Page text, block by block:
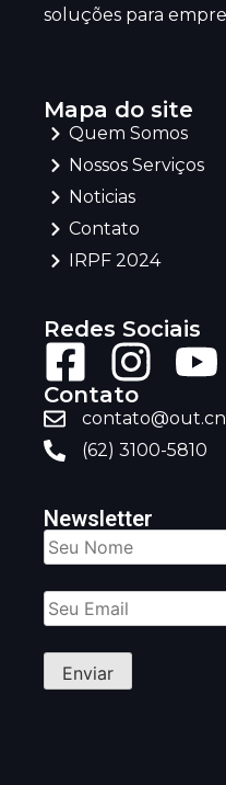
soluções para
Mapa do site
Quem Somos
Nossos Serviços
Noticias
Contato
IRPF 2024
Redes Sociais
Contato
(62) 3100-5810
Newsletter